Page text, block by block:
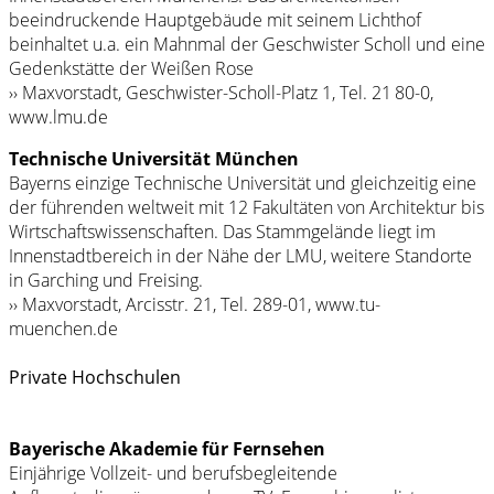
beeindruckende Hauptgebäude mit seinem Lichthof
beinhaltet u.a. ein Mahnmal der Geschwister Scholl und eine
Gedenkstätte der Weißen Rose
›› Maxvorstadt, Geschwister-Scholl-Platz 1, Tel. 21 80-0,
www.lmu.de
Technische Universität München
Bayerns einzige Technische Universität und gleichzeitig eine
der führenden weltweit mit 12 Fakultäten von Architektur bis
Wirtschaftswissenschaften. Das Stammgelände liegt im
Innenstadtbereich in der Nähe der LMU, weitere Standorte
in Garching und Freising.
›› Max­vorstadt, Arcisstr. 21, Tel. 289-01, www.tu-
muenchen.de
Private Hochschulen
Bayerische Akademie für Fernsehen
Einjährige Vollzeit- und berufsbegleitende